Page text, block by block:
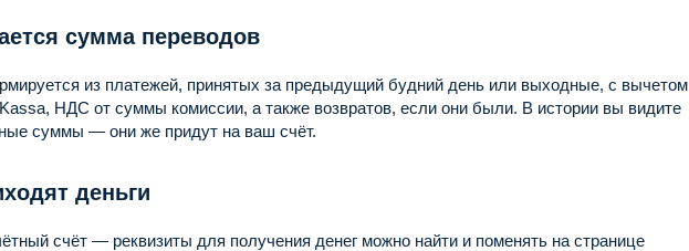
сумма переводов
из платежей, принятых за предыдущий будний день или выходные, с вычетом
НДС от суммы комиссии, а также возвратов, если они были. В истории вы видите
суммы — они же придут на ваш счёт.
деньги
счёт — реквизиты для получения денег можно найти и поменять на странице